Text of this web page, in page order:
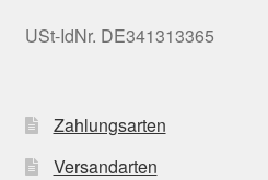
USt-IdNr. DE341313365
Zahlungsarten
Versandarten